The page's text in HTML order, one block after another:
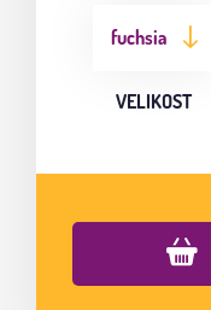
fuchsia
VELIKOST